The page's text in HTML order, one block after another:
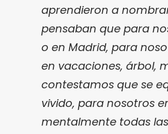
aprendieron a
pensaban que para
o en Madrid, para
en vacaciones, árbol,
contestamos que se
vivido, para nosotros
mentalmente todas